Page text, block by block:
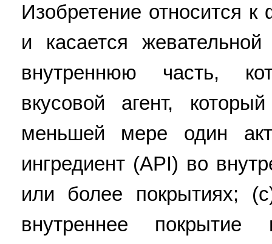
Изобретение относится
и касается
внутреннюю часть,
вкусовой агент,
меньшей мере один
ингредиент (API) во
или более покрытиях;
внутреннее